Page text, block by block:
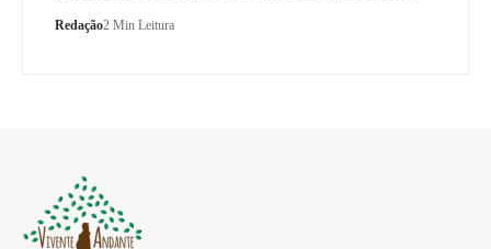
Redação2 Min Leitura